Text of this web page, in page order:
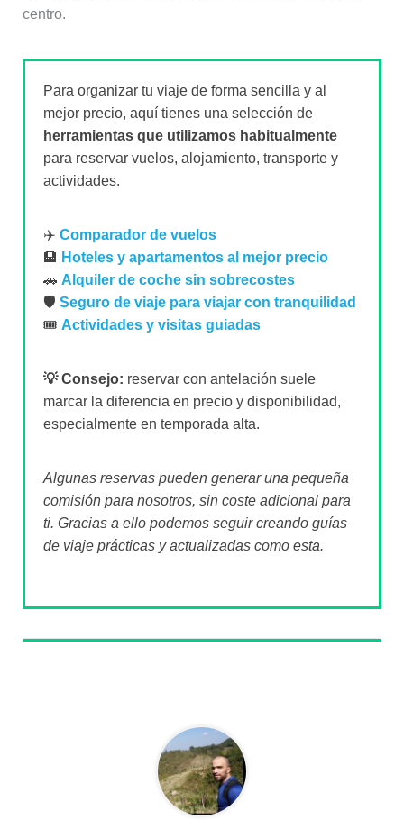
centro.
Para organizar tu viaje de forma sencilla y al
mejor precio, aquí tienes una selección de
herramientas que utilizamos habitualmente
para reservar vuelos, alojamiento, transporte y
actividades.
✈️ Comparador de vuelos
🏨 Hoteles y apartamentos al mejor precio
🚗 Alquiler de coche sin sobrecostes
🛡️ Seguro de viaje para viajar con tranquilidad
🎟️ Actividades y visitas guiadas
💡 Consejo: reservar con antelación suele
marcar la diferencia en precio y disponibilidad,
especialmente en temporada alta.
Algunas reservas pueden generar una pequeña
comisión para nosotros, sin coste adicional para
ti. Gracias a ello podemos seguir creando guías
de viaje prácticas y actualizadas como esta.